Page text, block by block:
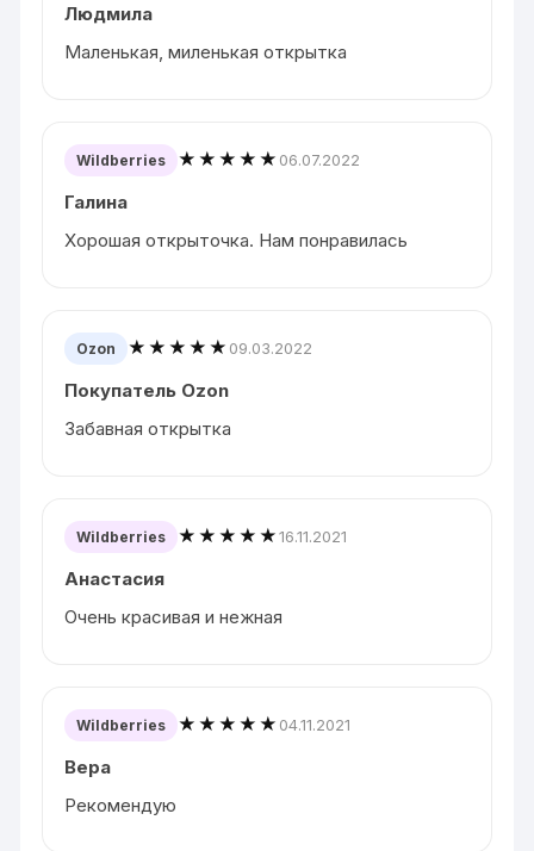
Людмила
Маленькая, миленькая открытка
Wildberries ★★★★★ 06.07.2022
Галина
Хорошая открыточка. Нам понравилась
Ozon ★★★★★ 09.03.2022
Покупатель Ozon
Забавная открытка
Wildberries ★★★★★16.11.2021
Анастасия
Очень красивая и нежная
Wildberries ★★★★★ 04.11.2021
Вера
Рекомендую